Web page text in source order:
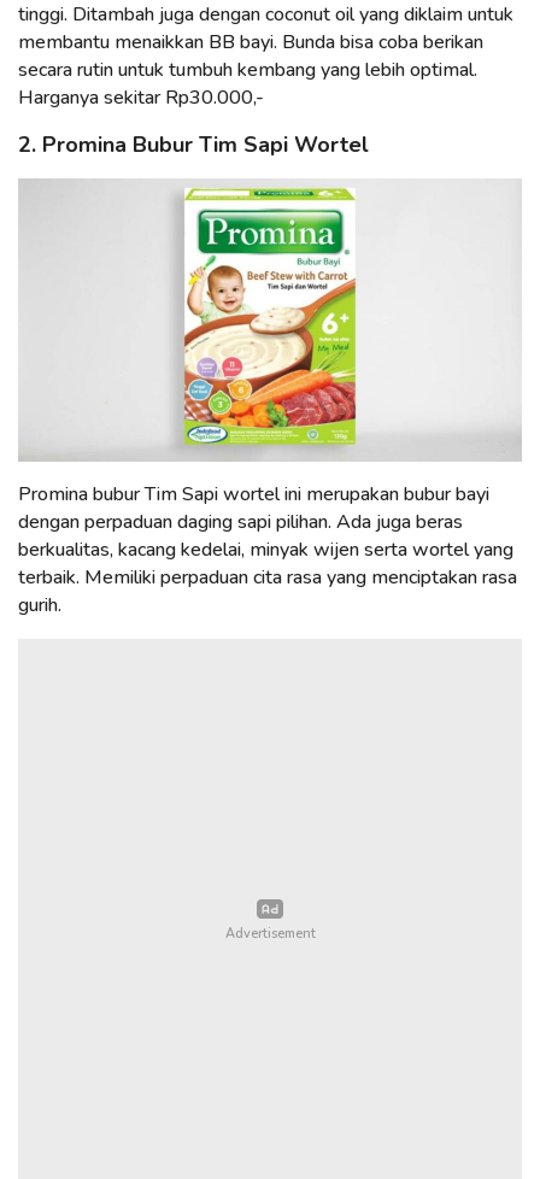
tinggi. Ditambah juga dengan coconut oil yang diklaim untuk
membantu menaikkan BB bayi. Bunda bisa coba berikan
secara rutin untuk tumbuh kembang yang lebih optimal.
Harganya sekitar Rp30.000,-
2. Promina Bubur Tim Sapi Wortel
Promina bubur Tim Sapi wortel ini merupakan bubur bayi
dengan perpaduan daging sapi pilihan. Ada juga beras
berkualitas, kacang kedelai, minyak wijen serta wortel yang
terbaik. Memiliki perpaduan cita rasa yang menciptakan rasa
gurih.